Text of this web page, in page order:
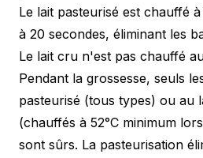
Le lait pasteurisé est chauffé
à 20 secondes, éliminant les
Le lait cru n'est pas chauffé
Pendant la grossesse, seuls
pasteurisé (tous types) ou au
(chauffés à 52°C minimum
sont sûrs. La pasteurisation